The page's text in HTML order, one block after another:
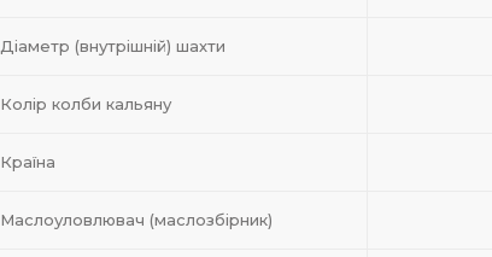
Діаметр (внутрішній) шахти
Колір колби кальяну
Країна
Маслоуловлювач (маслозбірник)